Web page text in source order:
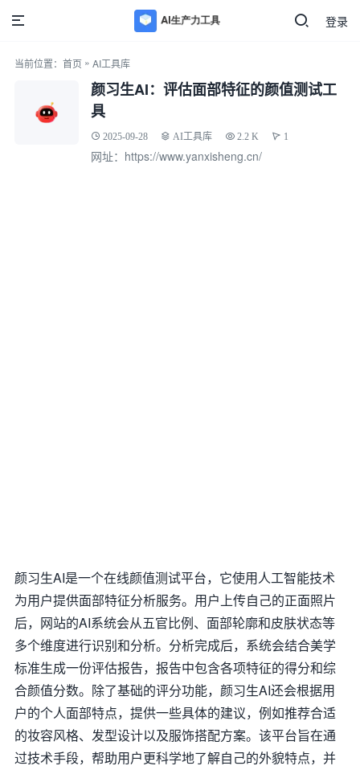
登录
当前位置： 首页 » AI工具库
颜习生AI：评估面部特征的颜值测试工
具
2025-09-28 AI工具库 2.2 K 1
网址：https://www.yanxisheng.cn/
颜习生AI是一个在线颜值测试平台，它使用人工智能技术
为用户提供面部特征分析服务。用户上传自己的正面照片
后，网站的AI系统会从五官比例、面部轮廓和皮肤状态等
多个维度进行识别和分析。分析完成后，系统会结合美学
标准生成一份评估报告，报告中包含各项特征的得分和综
合颜值分数。除了基础的评分功能，颜习生AI还会根据用
户的个人面部特点，提供一些具体的建议，例如推荐合适
的妆容风格、发型设计以及服饰搭配方案。该平台旨在通
过技术手段，帮助用户更科学地了解自己的外貌特点，并